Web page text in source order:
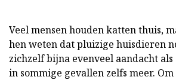
Veel mensen houden katten thuis,
hen weten dat pluizige huisdieren
zichzelf bijna evenveel aandacht
in sommige gevallen zelfs meer.